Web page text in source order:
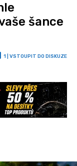
šance
1 | VSTOUPIT DO DISKUZE